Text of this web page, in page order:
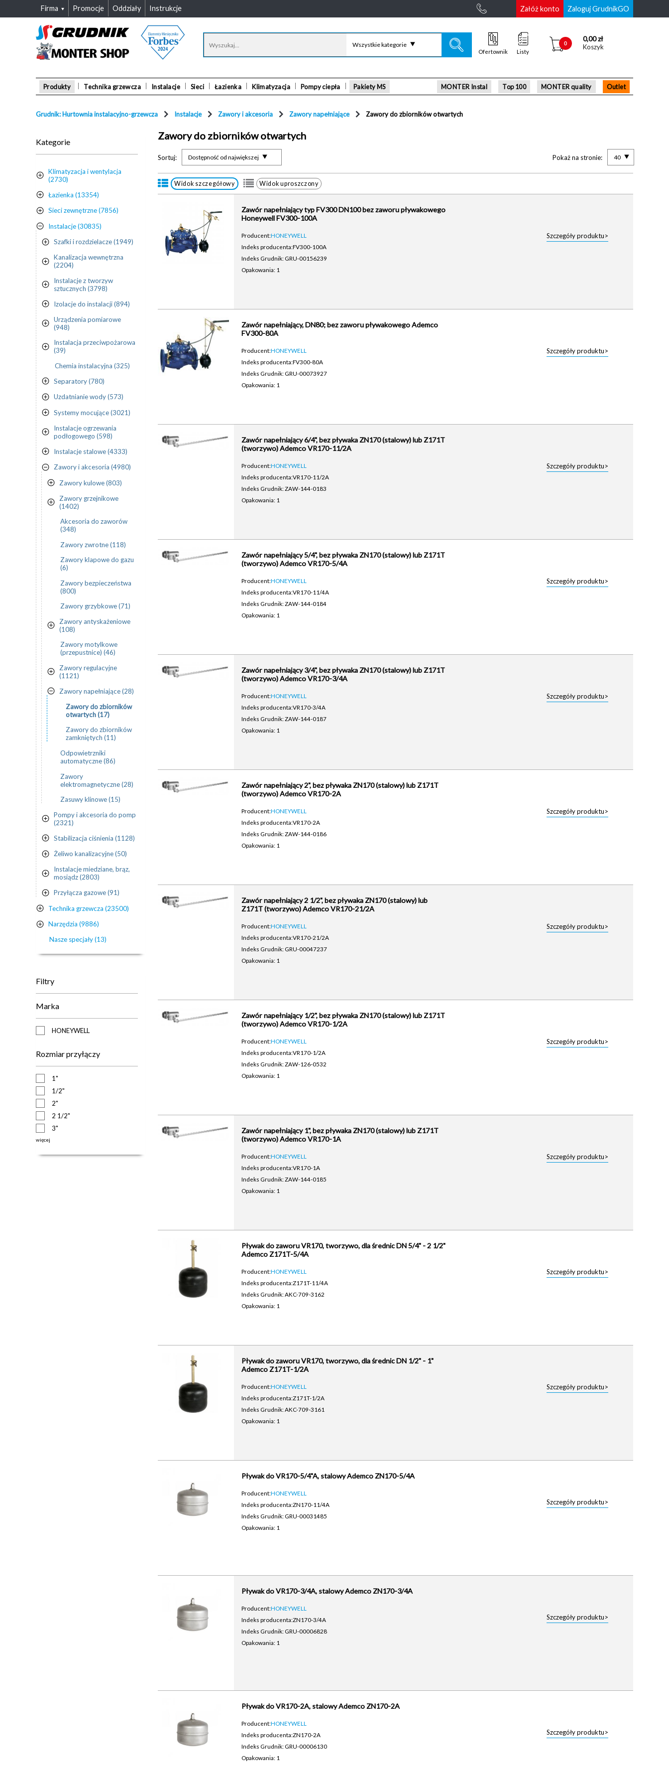
Załóż konto Zaloguj GrudnikGO
Firma Promocje Oddziały Instrukcje
Wszystkie kategorie 0
0,00 zł
Koszyk
Ofertownik Listy
Produkty Technika grzewcza Instalacje Sieci Łazienka Klimatyzacja Pompy ciepła Pakiety MS MONTER Instal Top 100 MONTER quality Outlet
Grudnik: Hurtownia instalacyjno-grzewcza Instalacje Zawory i akcesoria Zawory napełniające Zawory do zbiorników otwartych
Kategorie
Klimatyzacja i wentylacja
(2730)
Łazienka (13354)
Sieci zewnętrzne (7856)
Instalacje (30835)
Szafki i rozdzielacze (1949)
Kanalizacja wewnętrzna
(2204)
Instalacje z tworzyw
sztucznych (3798)
Izolacje do instalacji (894)
Urządzenia pomiarowe
(948)
Instalacja przeciwpożarowa
(39)
Chemia instalacyjna (325)
Separatory (780)
Uzdatnianie wody (573)
Systemy mocujące (3021)
Instalacje ogrzewania
podłogowego (598)
Instalacje stalowe (4333)
Zawory i akcesoria (4980)
Zawory kulowe (803)
Zawory grzejnikowe
(1402)
Akcesoria do zaworów
(348)
Zawory zwrotne (118)
Zawory klapowe do gazu
(6)
Zawory bezpieczeństwa
(800)
Zawory grzybkowe (71)
Zawory antyskażeniowe
(108)
Zawory motylkowe
(przepustnice) (46)
Zawory regulacyjne
(1121)
Zawory napełniające (28)
Zawory do zbiorników
otwartych (17)
Zawory do zbiorników
zamkniętych (11)
Odpowietrzniki
automatyczne (86)
Zawory
elektromagnetyczne (28)
Zasuwy klinowe (15)
Pompy i akcesoria do pomp
(2321)
Stabilizacja ciśnienia (1128)
Żeliwo kanalizacyjne (50)
Instalacje miedziane, brąz,
mosiądz (2803)
Przyłącza gazowe (91)
Technika grzewcza (23500)
Narzędzia (9886)
Nasze specjały (13)
Filtry
Marka
HONEYWELL
Rozmiar przyłączy
1"
1/2"
2"
2 1/2"
3"
więcej
Zawory do zbiorników otwartych
Sortuj: Dostępność od największej Pokaż na stronie: 40
Widok szczegółowy Widok uproszczony
Zawór napełniający typ FV300 DN100 bez zaworu pływakowego
Honeywell FV300-100A
Producent:HONEYWELL
Indeks producenta:FV300-100A
Indeks Grudnik: GRU-00156239
Opakowania: 1
Szczegóły produktu>
Zawór napełniający, DN80; bez zaworu pływakowego Ademco
FV300-80A
Producent:HONEYWELL
Indeks producenta:FV300-80A
Indeks Grudnik: GRU-00073927
Opakowania: 1
Szczegóły produktu>
Zawór napełniający 6/4", bez pływaka ZN170 (stalowy) lub Z171T
(tworzywo) Ademco VR170-11/2A
Producent:HONEYWELL
Indeks producenta:VR170-11/2A
Indeks Grudnik: ZAW-144-0183
Opakowania: 1
Szczegóły produktu>
Zawór napełniający 5/4", bez pływaka ZN170 (stalowy) lub Z171T
(tworzywo) Ademco VR170-5/4A
Producent:HONEYWELL
Indeks producenta:VR170-11/4A
Indeks Grudnik: ZAW-144-0184
Opakowania: 1
Szczegóły produktu>
Zawór napełniający 3/4", bez pływaka ZN170 (stalowy) lub Z171T
(tworzywo) Ademco VR170-3/4A
Producent:HONEYWELL
Indeks producenta:VR170-3/4A
Indeks Grudnik: ZAW-144-0187
Opakowania: 1
Szczegóły produktu>
Zawór napełniający 2", bez pływaka ZN170 (stalowy) lub Z171T
(tworzywo) Ademco VR170-2A
Producent:HONEYWELL
Indeks producenta:VR170-2A
Indeks Grudnik: ZAW-144-0186
Opakowania: 1
Szczegóły produktu>
Zawór napełniający 2 1/2", bez pływaka ZN170 (stalowy) lub
Z171T (tworzywo) Ademco VR170-21/2A
Producent:HONEYWELL
Indeks producenta:VR170-21/2A
Indeks Grudnik: GRU-00047237
Opakowania: 1
Szczegóły produktu>
Zawór napełniający 1/2", bez pływaka ZN170 (stalowy) lub Z171T
(tworzywo) Ademco VR170-1/2A
Producent:HONEYWELL
Indeks producenta:VR170-1/2A
Indeks Grudnik: ZAW-126-0532
Opakowania: 1
Szczegóły produktu>
Zawór napełniający 1", bez pływaka ZN170 (stalowy) lub Z171T
(tworzywo) Ademco VR170-1A
Producent:HONEYWELL
Indeks producenta:VR170-1A
Indeks Grudnik: ZAW-144-0185
Opakowania: 1
Szczegóły produktu>
Pływak do zaworu VR170, tworzywo, dla średnic DN 5/4" - 2 1/2"
Ademco Z171T-5/4A
Producent:HONEYWELL
Indeks producenta:Z171T-11/4A
Indeks Grudnik: AKC-709-3162
Opakowania: 1
Szczegóły produktu>
Pływak do zaworu VR170, tworzywo, dla średnic DN 1/2" - 1"
Ademco Z171T-1/2A
Producent:HONEYWELL
Indeks producenta:Z171T-1/2A
Indeks Grudnik: AKC-709-3161
Opakowania: 1
Szczegóły produktu>
Pływak do VR170-5/4"A, stalowy Ademco ZN170-5/4A
Producent:HONEYWELL
Indeks producenta:ZN170-11/4A
Indeks Grudnik: GRU-00031485
Opakowania: 1
Szczegóły produktu>
Pływak do VR170-3/4A, stalowy Ademco ZN170-3/4A
Producent:HONEYWELL
Indeks producenta:ZN170-3/4A
Indeks Grudnik: GRU-00006828
Opakowania: 1
Szczegóły produktu>
Pływak do VR170-2A, stalowy Ademco ZN170-2A
Producent:HONEYWELL
Indeks producenta:ZN170-2A
Indeks Grudnik: GRU-00006130
Opakowania: 1
Szczegóły produktu>